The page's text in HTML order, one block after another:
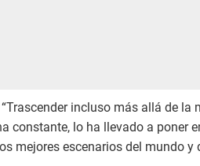
incluso más allá de la
constante, lo ha llevado a poner
mejores escenarios del mundo y